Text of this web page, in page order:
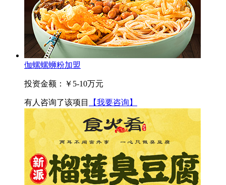
伽螺螺蛳粉加盟
投资金额： ￥5-10万元
有人咨询了该项目 【我要咨询】